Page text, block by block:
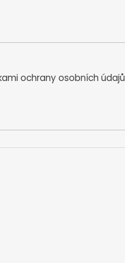
ochrany osobních údajů